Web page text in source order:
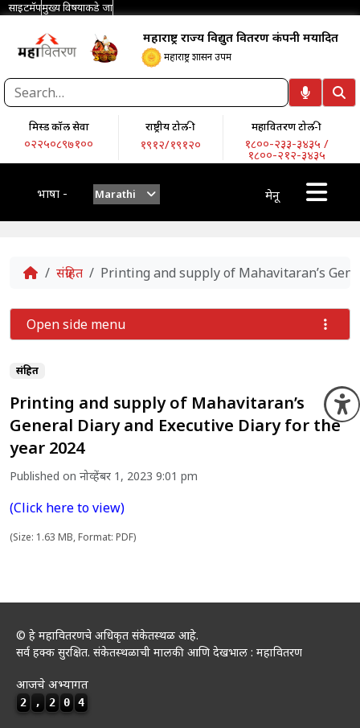
साइटमॅपमुख्य विषयाकडे जा
महाराष्ट्र राज्य विद्युत वितरण कंपनी मर्यादित
महाराष्ट्र शासन उपक्रम
मिस्ड कॉल सेवा
०२२५०८९७१००
राष्ट्रीय टोल-फ्री
१९१२/१९१२०
महावितरण टोल-फ्री
१८००-२३३-३४३५ /
१८००-२१२-३४३५
भाषा - Marathi मेनू
Home
संग्रहित Printing and supply of Mahavitaran’s
संग्रहित
Printing and supply of Mahavitaran’s
General Diary and Executive Diary for the
year 2024
Published on नोव्हेंबर 1, 2023 9:01 pm
(Click here to view)
(Size: 1.63 MB, Format: PDF)
Open side menu
© हे महावितरणचे अधिकृत संकेतस्थळ आहे.
सर्व हक्क सुरक्षित. संकेतस्थळाची मालकी आणि देखभाल : महावितरण
आजचे अभ्यागत
2 , 2 0 4